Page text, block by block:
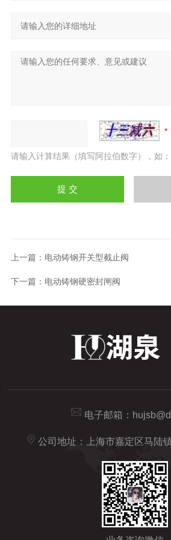
请输入计算结果（填写阿拉伯数字），如
上一篇： 电动铸钢开关型截止阀
下一篇： 电动铸钢硬密封闸阀
电子邮箱：
公司地址：上海市嘉定区马陆